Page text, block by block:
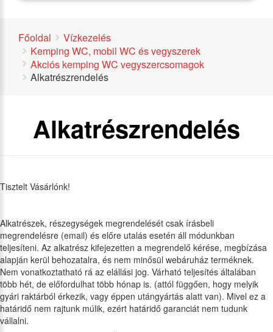
Főoldal
Vízkezelés
Kemping WC, mobil WC és vegyszerek
Akciós kemping WC vegyszercsomagok
Alkatrészrendelés
Alkatrészrendelés
Tisztelt Vásárlónk!
Alkatrészek, részegységek megrendelését csak írásbeli
megrendelésre (email) és előre utalás esetén áll módunkban
teljesíteni. Az alkatrész kifejezetten a megrendelő kérése, megbízása
alapján kerül behozatalra, és nem minősül webáruház terméknek.
Nem vonatkoztatható rá az elállási jog. Várható teljesítés általában
több hét, de előfordulhat több hónap is. (attól függően, hogy melyik
gyári raktárból érkezik, vagy éppen utángyártás alatt van). Mivel ez a
határidő nem rajtunk múlik, ezért határidő garanciát nem tudunk
vállalni.